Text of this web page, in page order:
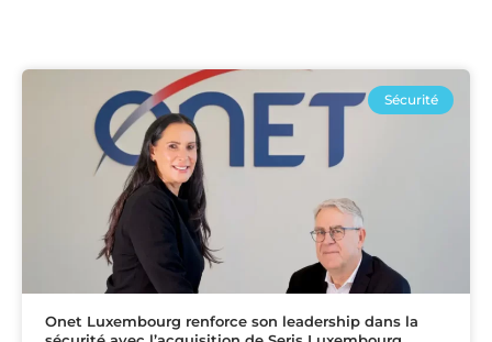
Sécurité
Onet Luxembourg renforce son leadership dans la